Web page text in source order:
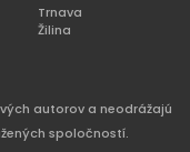
Trnava
Žilina
autorov a neodrážajú
spoločností.